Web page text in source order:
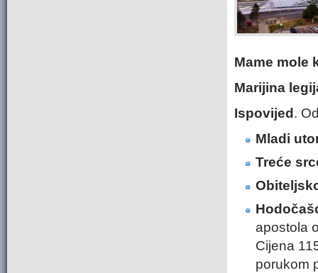
Mame mole
Marijina
Ispovijed .
Mladi
Treće
apostola
Cijena
porukom